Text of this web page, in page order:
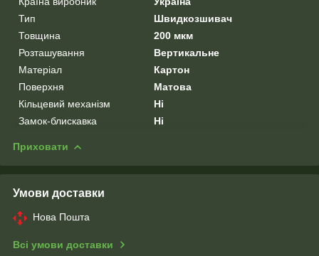
Тип
Швидкозшивач
Товщина
200 мкм
Розташування
Вертикальне
Матеріал
Картон
Поверхня
Матова
Кільцевий механізм
Ні
Замок-блискавка
Ні
Приховати
Умови доставки
Нова Пошта
Всі умови доставки